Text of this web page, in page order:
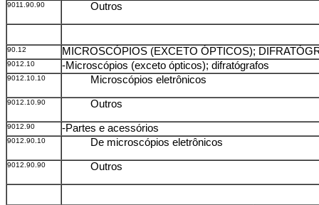
9011.90.90 Outros
90.12 MICROSCÓPIOS (EXCETO ÓPTICOS);
9012.10 -Microscópios (exceto ópticos); difratógrafos
9012.10.10 Microscópios eletrônicos
9012.10.90 Outros
9012.90 -Partes e acessórios
9012.90.10 De microscópios eletrônicos
9012.90.90 Outros